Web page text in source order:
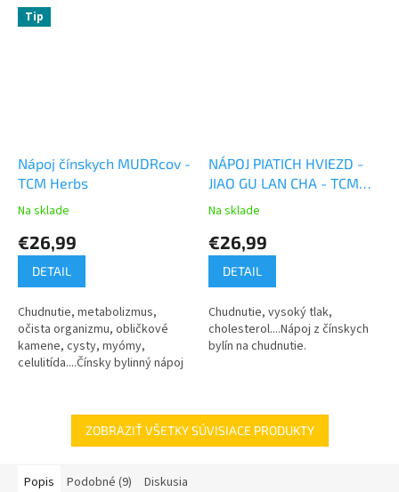
Tip
Nápoj čínskych MUDRcov -
TCM Herbs
Na sklade
€26,99
DETAIL
Chudnutie, metabolizmus,
očista organizmu, obličkové
kamene, cysty, myómy,
celulitída....Čínsky bylinný nápoj
NÁPOJ PIATICH HVIEZD -
JIAO GU LAN CHA - TCM
Herbs
Na sklade
€26,99
DETAIL
Chudnutie, vysoký tlak,
cholesterol....Nápoj z čínskych
bylín na chudnutie.
ZOBRAZIŤ VŠETKY SÚVISIACE PRODUKTY
Popis Podobné (9) Diskusia